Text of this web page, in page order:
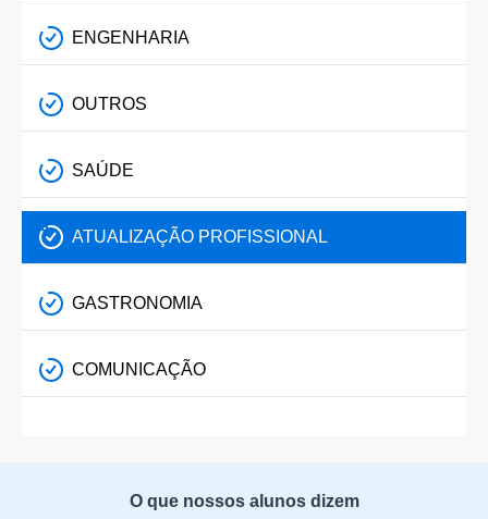
ENGENHARIA
OUTROS
SAÚDE
ATUALIZAÇÃO PROFISSIONAL
GASTRONOMIA
COMUNICAÇÃO
O que nossos alunos dizem